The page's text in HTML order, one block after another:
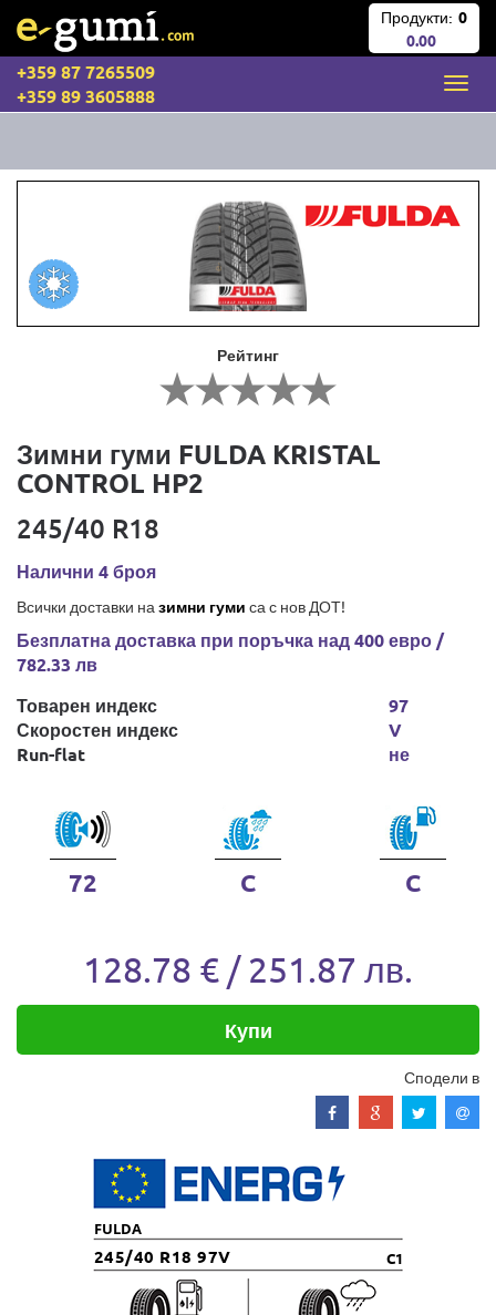
Продукти: 0
0.00
+359 87 7265509
+359 89 3605888
Рейтинг
Зимни гуми FULDA KRISTAL
CONTROL HP2
245/40 R18
Налични 4 броя
Всички доставки на зимни гуми са с нов ДОТ!
Безплатна доставка при поръчка над 400 евро /
782.33 лв
Товарен индекс
Скоростен индекс
Run-flat
97
V
не
72 C C
128.78 € / 251.87 лв.
Купи
Сподели в
FULDA
245/40 R18 97V C1